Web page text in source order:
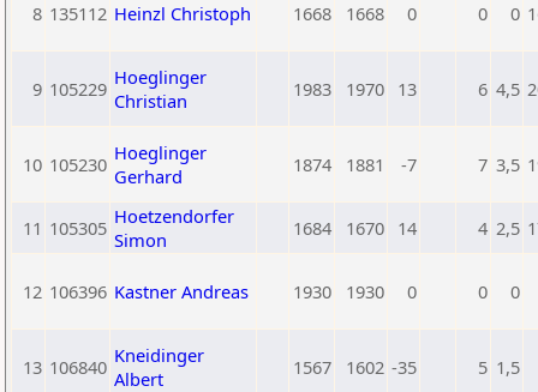
8 135112 Heinzl Christoph 1668 1668 0 0 0
9 105229 Hoeglinger
Christian
1983 1970 13 6 4,5
10 105230 Hoeglinger
Gerhard
1874 1881 -7 7 3,5
11 105305 Hoetzendorfer
Simon
1684 1670 14 4 2,5
12 106396 Kastner Andreas 1930 1930 0 0 0
13 106840 Kneidinger
Albert
1567 1602 -35 5 1,5